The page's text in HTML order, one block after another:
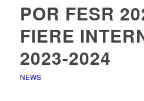
POR FESR
FIERE
2023-2024
NEWS